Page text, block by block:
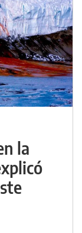
la